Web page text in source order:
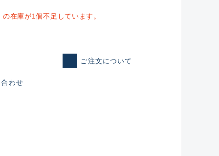
れた未使用
在庫が1個不足しています。
ご注文について
わせ